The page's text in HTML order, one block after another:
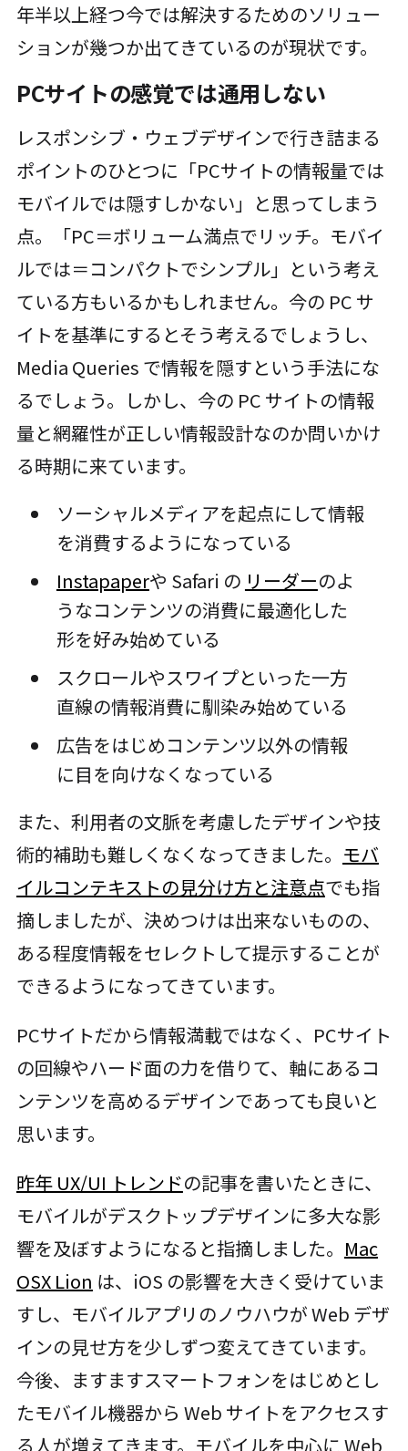
年半以上経つ今では解決するためのソリュー
ションが幾つか出てきているのが現状です。
PCサイトの感覚では通用しない
レスポンシブ・ウェブデザインで行き詰まる
ポイントのひとつに「PCサイトの情報量では
モバイルでは隠すしかない」と思ってしまう
点。「PC＝ボリューム満点でリッチ。モバイ
ルでは＝コンパクトでシンプル」という考え
ている方もいるかもしれません。今の PC サ
イトを基準にするとそう考えるでしょうし、
Media Queries で情報を隠すという手法にな
るでしょう。しかし、今の PC サイトの情報
量と網羅性が正しい情報設計なのか問いかけ
る時期に来ています。
ソーシャルメディアを起点にして情報
を消費するようになっている
Instapaperや Safari の リーダーのよ
うなコンテンツの消費に最適化した
形を好み始めている
スクロールやスワイプといった一方
直線の情報消費に馴染み始めている
広告をはじめコンテンツ以外の情報
に目を向けなくなっている
また、利用者の文脈を考慮したデザインや技
術的補助も難しくなくなってきました。 モバ
イルコンテキストの見分け方と注意点でも指
摘しましたが、決めつけは出来ないものの、
ある程度情報をセレクトして提示することが
できるようになってきています。
PCサイトだから情報満載ではなく、PCサイト
の回線やハード面の力を借りて、軸にあるコ
ンテンツを高めるデザインであっても良いと
思います。
昨年 UX/UI トレンドの記事を書いたときに、
モバイルがデスクトップデザインに多大な影
響を及ぼすようになると指摘しました。 Mac
OSX Lion は、iOS の影響を大きく受けていま
すし、モバイルアプリのノウハウが Web デザ
インの見せ方を少しずつ変えてきています。
今後、ますますスマートフォンをはじめとし
たモバイル機器から Web サイトをアクセスす
る人が増えてきます。モバイルを中心に Web